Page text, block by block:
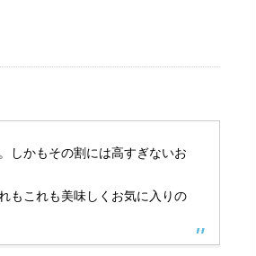
しかもその割には高すぎないお
もこれも美味しくお気に入りの